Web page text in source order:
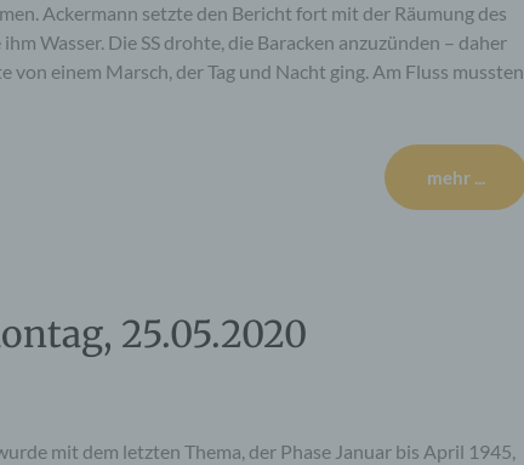
Ackermann setzte den Bericht fort mit der Räumung des
Wasser. Die SS drohte, die Baracken anzuzünden – daher
einem Marsch, der Tag und Nacht ging. Am Fluss mussten
mehr ...
25.05.2020
mit dem letzten Thema, der Phase Januar bis April 1945,